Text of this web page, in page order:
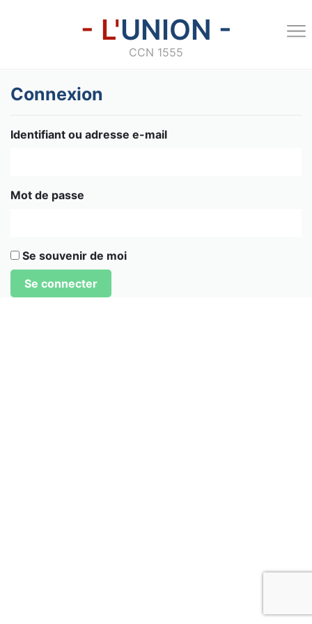
- L'UNION -
CCN 1555
Connexion
Identifiant ou adresse e-mail
Mot de passe
Se souvenir de moi